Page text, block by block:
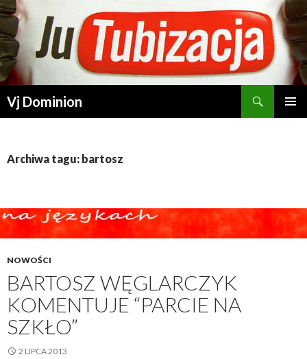
Vj Dominion
Szukaj
PRZESKOCZ DO TREŚCI
Archiwa tagu: bartosz
NOWOŚCI
BARTOSZ WĘGLARCZYK
KOMENTUJE “PARCIE NA
SZKŁO”
2 LIPCA 2013